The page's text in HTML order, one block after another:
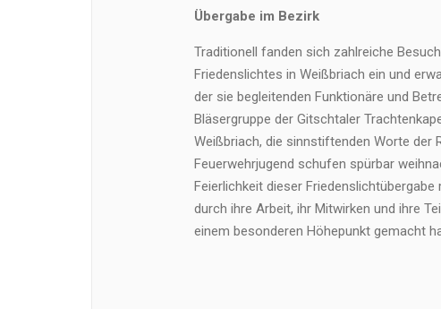
Übergabe im Bezirk
Traditionell fanden sich zahlreiche
Friedenslichtes in Weißbriach ein und
der sie begleitenden Funktionäre und
Bläsergruppe der Gitschtaler
Weißbriach, die sinnstiftenden Worte der
Feuerwehrjugend schufen spürbar
Feierlichkeit dieser Friedenslichtübergabe
durch ihre Arbeit, ihr Mitwirken und ihre
einem besonderen Höhepunkt gemacht